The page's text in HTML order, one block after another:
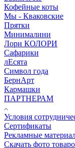
Кофейные коты
Мы - Кваковские
Прятки
Минималини
Лори КОЛОРИ
Сафарики
лЕсята
Символ года
БернАрт
Кармашки
ПАРТНЕРАМ
Условия
Сертификаты
Рекламные
Скачать фото